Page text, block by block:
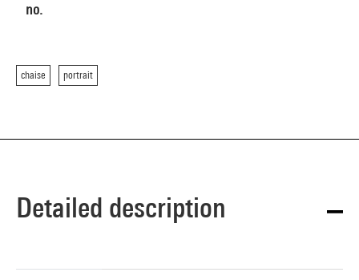
no.
chaise portrait
Detailed description